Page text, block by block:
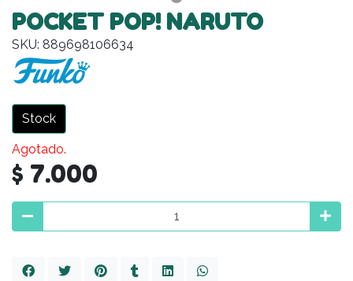
POCKET POP! NARUTO
SKU: 889698106634
Stock
Agotado.
$ 7.000